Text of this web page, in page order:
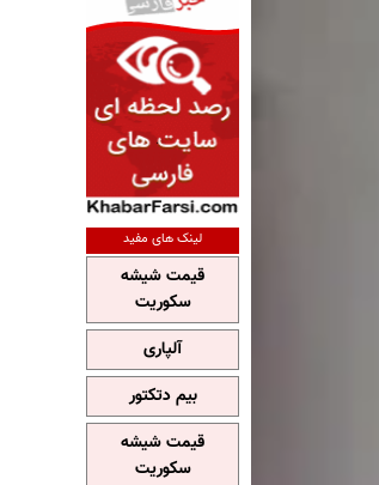
لینک های مفید
قیمت شیشه
سکوریت
آلپاری
بیم دتکتور
قیمت شیشه
سکوریت